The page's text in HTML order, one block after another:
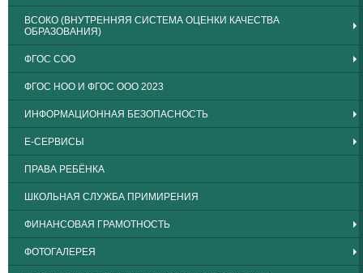
ВСОКО (ВНУТРЕННЯЯ СИСТЕМА ОЦЕНКИ КАЧЕСТВА
ОБРАЗОВАНИЯ)
ФГОС СОО
ФГОС НОО И ФГОС ООО 2023
ИНФОРМАЦИОННАЯ БЕЗОПАСНОСТЬ
Е-СЕРВИСЫ
ПРАВА РЕБЁНКА
ШКОЛЬНАЯ СЛУЖБА ПРИМИРЕНИЯ
ФИНАНСОВАЯ ГРАМОТНОСТЬ
ФОТОГАЛЕРЕЯ